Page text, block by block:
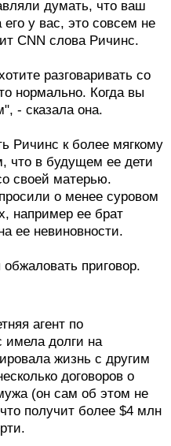
думать, что ваш
у вас, это совсем не
CNN слова Ричинс.
разговаривать со
нормально. Когда вы
- сказала она.
Ричинс к более мягкому
что в будущем ее дети
своей матерью.
о менее суровом
например ее брат
ее невиновности.
приговор.
агент по
долги на
жизнь с другим
договоров о
(он сам об этом не
получит более $4 млн